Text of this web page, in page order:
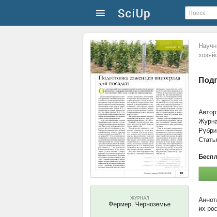
ЖУРНАЛ
Фермер. Черноземье
их